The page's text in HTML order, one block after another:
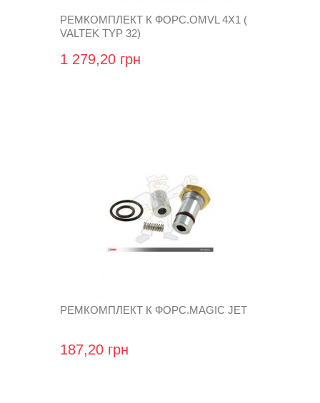
РЕМКОМПЛЕКТ К ФОРС.OMVL 4X1 (
VALTEK TYP 32)
1 279,20 грн
РЕМКОМПЛЕКТ К ФОРС.MAGIC JET
187,20 грн